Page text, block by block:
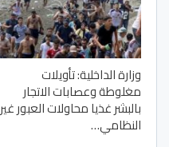
وزارة الداخلية: تأويلات
مغلوطة وعصابات الاتجار
بالبشر غذيا محاولات العبور غير
النظامي…